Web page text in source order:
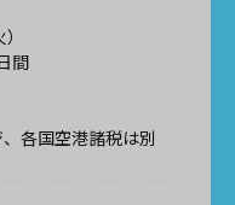
間
、各国空港諸税は別